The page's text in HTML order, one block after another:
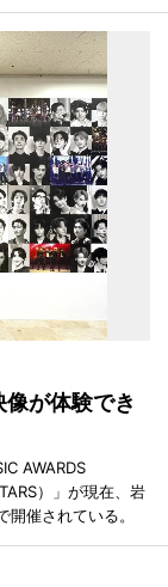
が体験でき
AWARDS
）」が現在、岩
催されている。